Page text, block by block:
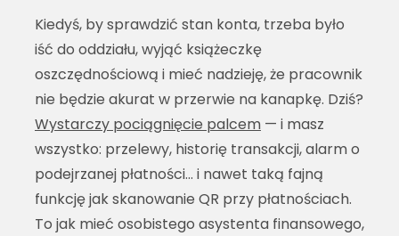
Kiedyś, by sprawdzić stan konta, trzeba było
iść do oddziału, wyjąć książeczkę
oszczędnościową i mieć nadzieję, że pracownik
nie będzie akurat w przerwie na kanapkę. Dziś?
Wystarczy pociągnięcie palcem— i masz
wszystko: przelewy, historię transakcji, alarm o
podejrzanej płatności... i nawet taką fajną
funkcję jak skanowanie QR przy płatnościach.
To jak mieć osobistego asystenta finansowego,